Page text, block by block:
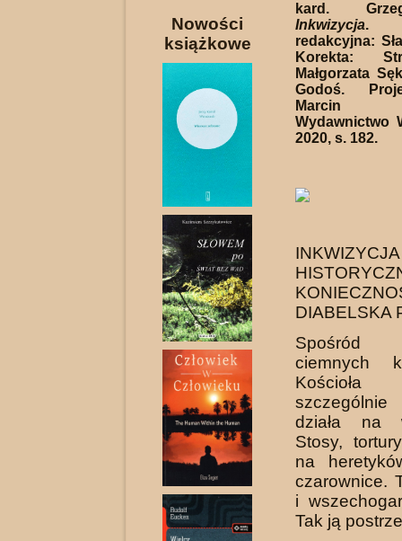
Nowości
książkowe
kard.
Inkwizycja.
redakcyjna:
Korekta:
Małgorzata
Godoś.
Marcin
Wydawnictwo
2020, s. 182.
DIABELSKA
Spośród
ciemnych
Kościoła
działa na
Stosy,
na
czarownice.
i
Tak ją